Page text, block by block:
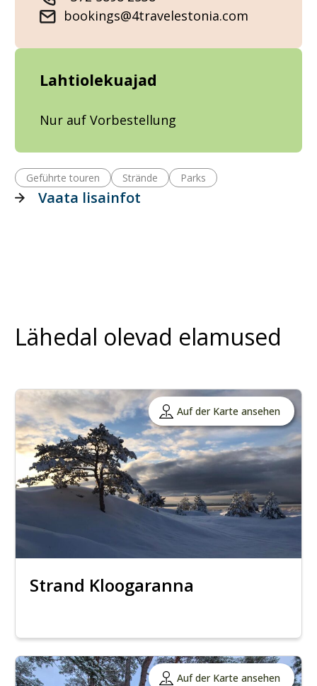
bookings@4travelestonia.com
Lahtiolekuajad
Nur auf Vorbestellung
Geführte touren Strände Parks
Vaata lisainfot
Lähedal olevad elamused
Auf der Karte ansehen
Strand Kloogaranna
Auf der Karte ansehen